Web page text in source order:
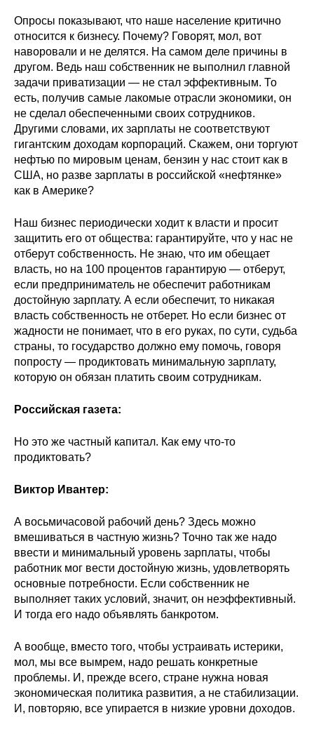
Опросы показывают, что наше население критично
относится к бизнесу. Почему? Говорят, мол, вот
наворовали и не делятся. На самом деле причины в
другом. Ведь наш собственник не выполнил главной
задачи приватизации — не стал эффективным. То
есть, получив самые лакомые отрасли экономики, он
не сделал обеспеченными своих сотрудников.
Другими словами, их зарплаты не соответствуют
гигантским доходам корпораций. Скажем, они торгуют
нефтью по мировым ценам, бензин у нас стоит как в
США, но разве зарплаты в российской «нефтянке»
как в Америке?
Наш бизнес периодически ходит к власти и просит
защитить его от общества: гарантируйте, что у нас не
отберут собственность. Не знаю, что им обещает
власть, но на 100 процентов гарантирую — отберут,
если предприниматель не обеспечит работникам
достойную зарплату. А если обеспечит, то никакая
власть собственность не отберет. Но если бизнес от
жадности не понимает, что в его руках, по сути, судьба
страны, то государство должно ему помочь, говоря
попросту — продиктовать минимальную зарплату,
которую он обязан платить своим сотрудникам.
Российская газета:
Но это же частный капитал. Как ему что-то
продиктовать?
Виктор Ивантер:
А восьмичасовой рабочий день? Здесь можно
вмешиваться в частную жизнь? Точно так же надо
ввести и минимальный уровень зарплаты, чтобы
работник мог вести достойную жизнь, удовлетворять
основные потребности. Если собственник не
выполняет таких условий, значит, он неэффективный.
И тогда его надо объявлять банкротом.
А вообще, вместо того, чтобы устраивать истерики,
мол, мы все вымрем, надо решать конкретные
проблемы. И, прежде всего, стране нужна новая
экономическая политика развития, а не стабилизации.
И, повторяю, все упирается в низкие уровни доходов.